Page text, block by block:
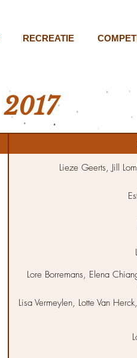
RECREATIE
Lieze Geerts, Jill
Lore Borremans, Elena
Lisa Vermeylen, Lotte Van
2017